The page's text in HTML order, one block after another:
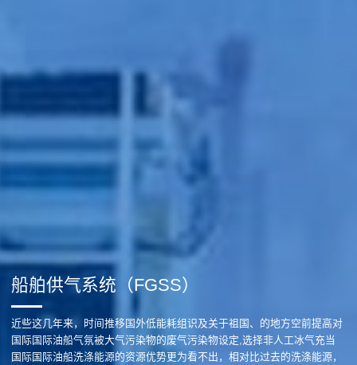
船舶供气系统（FGSS）
近些这几年来，时间推移国外低能耗组识及关于祖国、的地方空前提高对
国际国际油船气氛被大气污染物的废气污染物设定,选择非人工冰气充当
国际国际油船洗涤能源的资源优势更为看不出，相对比过去的洗涤能源，